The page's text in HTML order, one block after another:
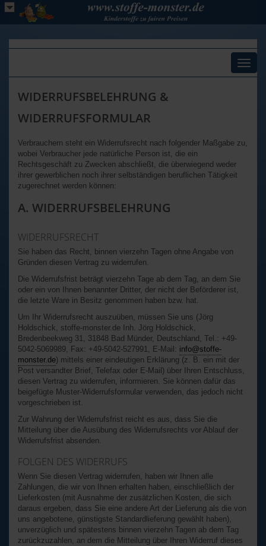
Toggle
WIDERRUFSBELEHRUNG &
WIDERRUFSFORMULAR
Verbrauchern steht ein Widerrufsrecht nach folgender Maßgabe zu,
wobei Verbraucher jede natürliche Person ist, die ein
Rechtsgeschäft zu Zwecken abschließt, die überwiegend weder
ihrer gewerblichen noch ihrer selbständigen beruflichen Tätigkeit
zugerechnet werden können:
A. WIDERRUFSBELEHRUNG
WIDERRUFSRECHT
Sie haben das Recht, binnen vierzehn Tagen ohne Angabe von
Gründen diesen Vertrag zu widerrufen.
Die Widerrufsfrist beträgt vierzehn Tage ab dem Tag, an dem Sie
oder ein von Ihnen benannter Dritter, der nicht der Beförderer ist,
die letzte Ware in Besitz genommen haben bzw. hat.
Um Ihr Widerrufsrecht auszuüben, müssen Sie uns (Jörg
Holdschick, stoffe-monster.de Inh. Jörg Holdschick,
Bredenbeekweg 31, 31848 Bad Münder, Deutschland, Tel.: +49-
5042-5069989, Fax: +49-5042-527991, E-Mail: info@stoffe-
monster.de) mittels einer eindeutigen Erklärung (z. B. ein mit der
Post versandter Brief, Telefax oder E-Mail) über Ihren Entschluss,
diesen Vertrag zu widerrufen, informieren. Sie können dafür das
beigefügte Muster-Widerrufsformular verwenden, das jedoch nicht
vorgeschrieben ist.
Zur Wahrung der Widerrufsfrist reicht es aus, dass Sie die
Mitteilung über die Ausübung des Widerrufsrechts vor Ablauf der
Widerrufsfrist absenden.
FOLGEN DES WIDERRUFS
Wenn Sie diesen Vertrag widerrufen, haben wir Ihnen alle
Zahlungen, die wir von Ihnen erhalten haben, einschließlich der
Lieferkosten (mit Ausnahme der zusätzlichen Kosten, die sich
daraus ergeben, dass Sie eine andere Art der Lieferung als die von
uns angebotene, günstigste Standardlieferung gewählt haben),
unverzüglich und spätestens binnen vierzehn Tagen ab dem Tag
zurückzuzahlen, an dem die Mitteilung über Ihren Widerruf dieses